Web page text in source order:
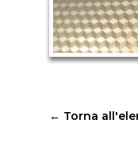
← Torna